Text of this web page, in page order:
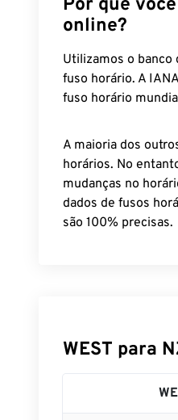
Por que
online?
Utilizamos o banco
fuso horário. A
fuso horário
A maioria dos
horários. No
mudanças no
dados de fusos
são 100% precisas.
WEST para